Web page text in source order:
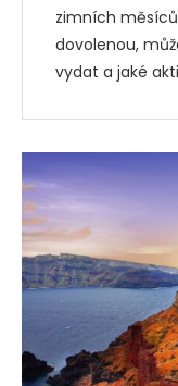
zimních
dovolenou,
vydat a jaké